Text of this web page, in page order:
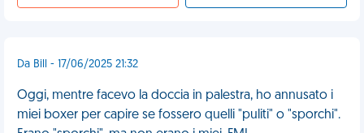
Da Bill - 17/06/2025 21:32
Oggi, mentre facevo la doccia in palestra, ho annusato i
miei boxer per capire se fossero quelli "puliti" o "sporchi".